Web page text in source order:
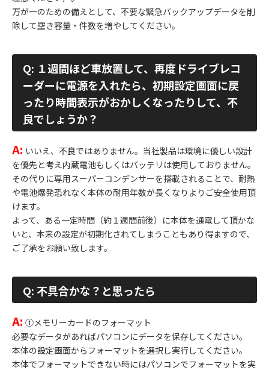
万が一のための備えとして、不要な緊急バックアップデータを削
除して空き容量・件数を増やしてください。
Q: １週間ほど車放置して、再度ドライブレコ
ーダーに電源を入れたら、初期設定画面に戻
ったり時間表示がおかしくなったりして、不
良でしょうか？
A: いいえ、不良ではありません。当社製品は環境に優しい設計
を優先と考え内蔵電池もしくはバッテリは使用しておりません。
その代りに専用スーパーコンデンサーを搭載されることで、耐熱
や電池爆発恐れなく本体の耐用年数が長くなりよりご安全使用頂
けます。
よって、ある一定時間（約１週間前後）に本体を通電して頂かな
いと、本来の設定が初期化されてしまうこともあり得ますので、
ご了承をお願い致します。
Q: 不具合かな？と思ったら
A: ①メモリーカードのフォーマット
必要なデータがあればパソコンにデータを保存してください。
本体の設定画面からフォーマットを選択し実行してください。
本体でフォーマットできない時にはパソコンでフォーマットを実